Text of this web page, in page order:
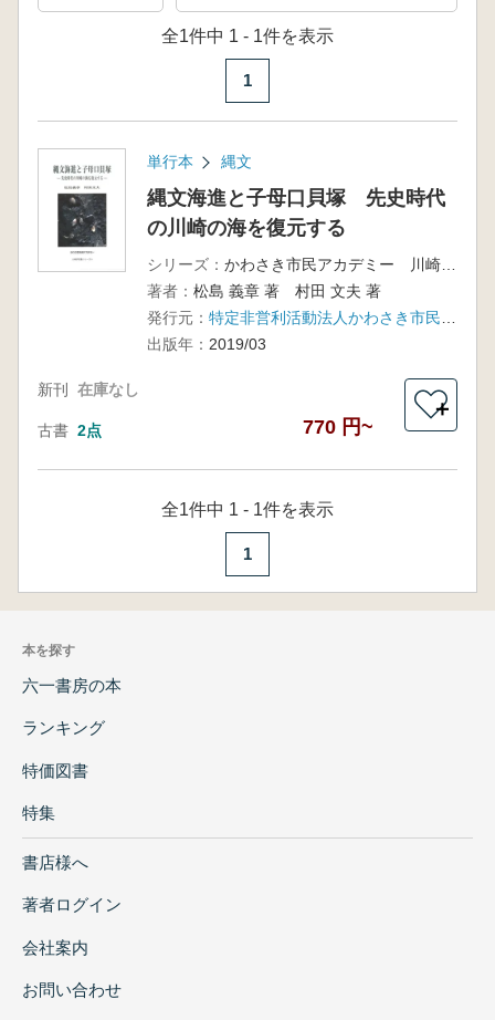
全1件中 1 - 1件を表示
1
単行本 縄文
縄文海進と子母口貝塚 先史時代
の川崎の海を復元する
シリーズ：
かわさき市民アカデミー 川崎学双書シリーズ 4
著者： 松島 義章 著 村田 文夫 著
発行元：
出版年： 2019/03
新刊 在庫なし
古書 2点 770 円~
＋
全1件中 1 - 1件を表示
1
本を探す
六一書房の本
ランキング
特価図書
特集
書店様へ
著者ログイン
会社案内
お問い合わせ